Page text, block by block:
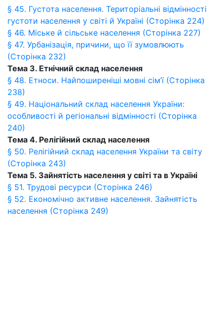
§ 45. Густота населення. Територіальні відмінності
густоти населення у світі й Україні (Сторінка 224)
§ 46. Міське й сільське населення (Сторінка 227)
§ 47. Урбанізація, причини, що її зумовлюють
(Сторінка 232)
Тема 3. Етнічний склад населення
§ 48. Етноси. Найпоширеніші мовні сім’ї (Сторінка
238)
§ 49. Національний склад населення України:
особливості й регіональні відмінності (Сторінка
240)
Тема 4. Релігійний склад населення
§ 50. Релігійний склад населення України та світу
(Сторінка 243)
Тема 5. Зайнятість населення у світі та в Україні
§ 51. Трудові ресурси (Сторінка 246)
§ 52. Економічно активне населення. Зайнятість
населення (Сторінка 249)